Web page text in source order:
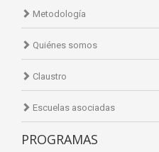
Metodología
Quiénes somos
Claustro
Escuelas asociadas
PROGRAMAS